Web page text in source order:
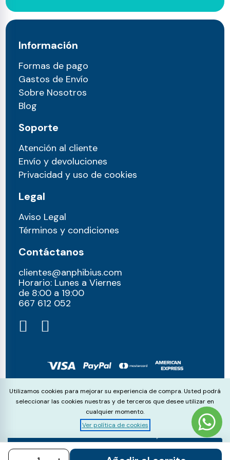
Información
Formas de pago
Gastos de Envío
Sobre Nosotros
Blog
Soporte
Atención al cliente
Envío y devoluciones
Privacidad y uso de cookies
Legal
Aviso Legal
Términos y condiciones
Contáctanos
clientes@anphibius.com
Horario: Lunes a Viernes
de 8:00 a 19:00
667 612 052​
© anphibius, 2026
Pago 100% seguros con:
Cookie Consent
Utilizamos cookies para mejorar su experiencia de compra. Usted podrá
seleccionar las cookies nuestras y de terceros que desee utilizar en
cualquier momento.
Ver política de cookies
Aceptar
Rechazar
Configurar